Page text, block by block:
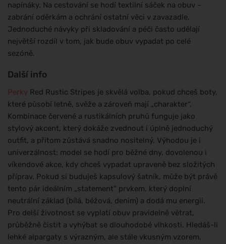
napínáky. Na cestování se hodí textilní sáček na obuv –
zabrání oděrkám a ochrání ostatní věci v zavazadle.
Jednoduché návyky při skladování a péči často udělají
největší rozdíl v tom, jak bude obuv vypadat po celé
sezóně.
Další info
Perky Red Rustic Stripes je skvělá volba, pokud chceš boty,
které působí letně, svěže a zároveň mají „charakter“.
Kombinace červené a rustikálních pruhů funguje jako
stylový akcent, který dokáže zvednout i úplně jednoduchý
outfit, a přitom zůstává snadno nositelný. Výhodou je i
univerzálnost: model se hodí pro běžné dny, dovolenou i
víkendové akce, kdy chceš vypadat upraveně bez složitých
příprav. Pokud si buduješ kapsulový šatník, může být právě
tento pár ideálním „statement“ prvkem, který doplní
neutrální základ (bílá, béžová, denim) a dodá mu energii.
Pro delší životnost se vyplatí obuv pravidelně větrat,
průběžně čistit a vyhýbat se dlouhodobé vlhkosti. Hledáš-li
lehké alpargaty s výrazným, ale stále vkusným vzorem,